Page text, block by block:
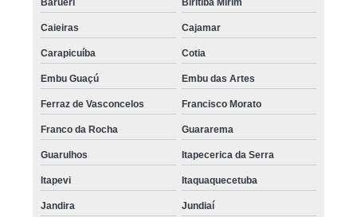
Caieiras Cajamar
Carapicuíba Cotia
Embu Guaçú Embu das Artes
Ferraz de Vasconcelos Francisco Morato
Franco da Rocha Guararema
Guarulhos Itapecerica da Serra
Itapevi Itaquaquecetuba
Jandira Jundiaí